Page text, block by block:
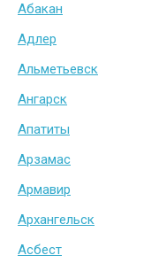
Абакан
Адлер
Альметьевск
Ангарск
Апатиты
Арзамас
Армавир
Архангельск
Асбест